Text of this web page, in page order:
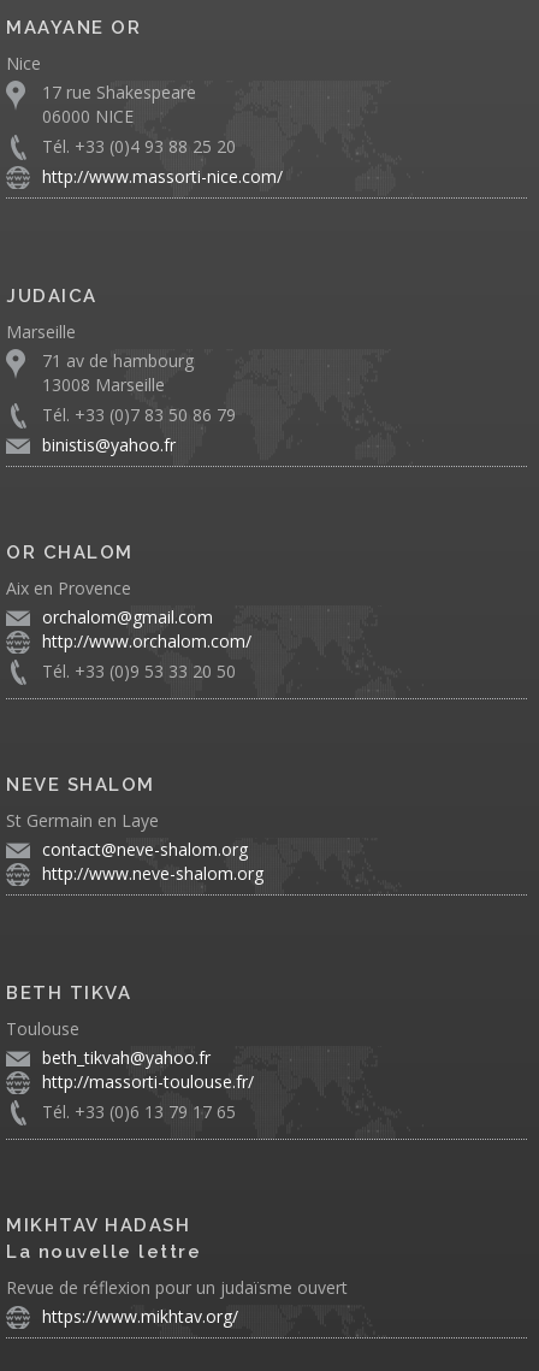
MAAYANE OR
Nice
17 rue Shakespeare
06000 NICE
Tél. +33 (0)4 93 88 25 20
http://www.massorti-nice.com/
JUDAICA
Marseille
71 av de hambourg
13008 Marseille
Tél. +33 (0)7 83 50 86 79
binistis@yahoo.fr
OR CHALOM
Aix en Provence
orchalom@gmail.com
http://www.orchalom.com/
Tél. +33 (0)9 53 33 20 50
NEVE SHALOM
St Germain en Laye
contact@neve-shalom.org
http://www.neve-shalom.org
BETH TIKVA
Toulouse
beth_tikvah@yahoo.fr
http://massorti-toulouse.fr/
Tél. +33 (0)6 13 79 17 65
MIKHTAV HADASH
La nouvelle lettre
Revue de réflexion pour un judaïsme ouvert
https://www.mikhtav.org/